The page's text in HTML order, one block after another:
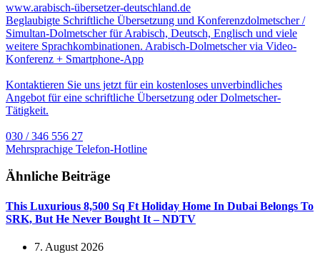
www.arabisch-übersetzer-deutschland.de
Beglaubigte Schriftliche Übersetzung und Konferenzdolmetscher /
Simultan-Dolmetscher für Arabisch, Deutsch, Englisch und viele
weitere Sprachkombinationen. Arabisch-Dolmetscher via Video-
Konferenz + Smartphone-App
Kontaktieren Sie uns jetzt für ein kostenloses unverbindliches
Angebot für eine schriftliche Übersetzung oder Dolmetscher-
Tätigkeit.
030 / 346 556 27
Mehrsprachige Telefon-Hotline
Ähnliche Beiträge
This Luxurious 8,500 Sq Ft Holiday Home In Dubai Belongs To
SRK, But He Never Bought It – NDTV
7. August 2026